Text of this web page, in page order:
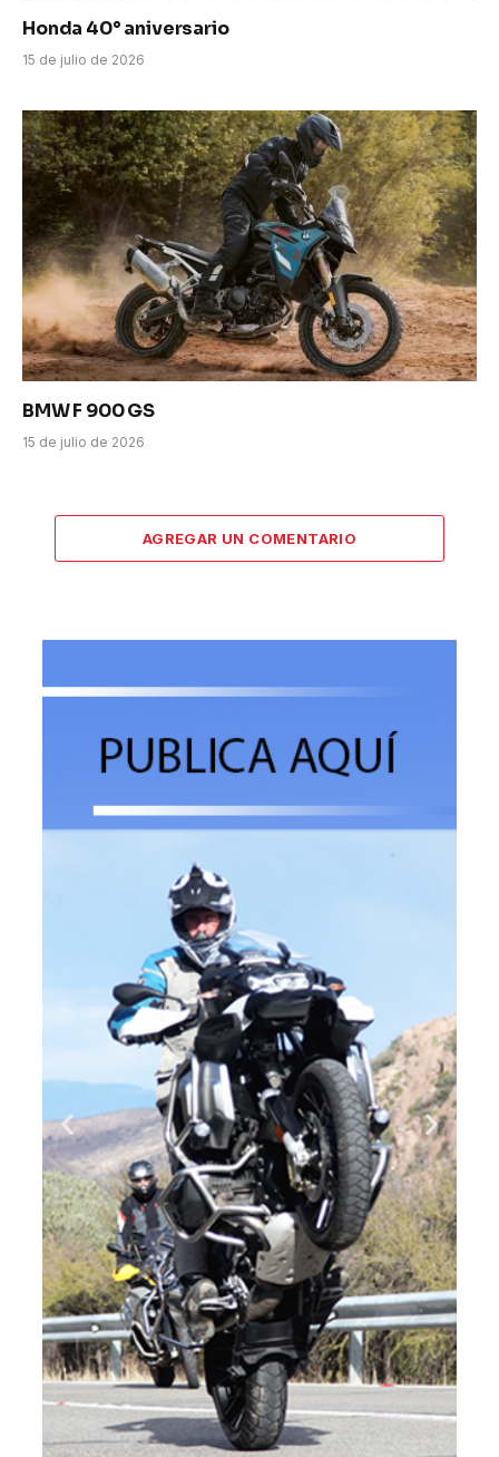
Honda 40° aniversario
15 de julio de 2026
BMW F 900 GS
15 de julio de 2026
AGREGAR UN COMENTARIO